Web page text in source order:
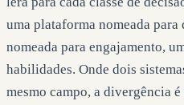
uma plataforma nomeada para
nomeada para engajamento,
habilidades. Onde dois
mesmo campo, a divergência